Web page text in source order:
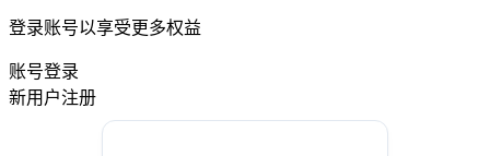
登录账号以享受更多权益
账号登录
新用户注册